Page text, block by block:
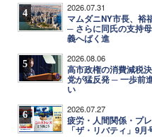
4 2026.07.31
マムダニNY市長、裕
─ さらに同氏の支持
義へばく進
5 2026.08.06
高市政権の消費減税
党が猛反発 ─ 一歩前
い
6 2026.07.27
疲労・人間関係・プ
「ザ・リバティ」9